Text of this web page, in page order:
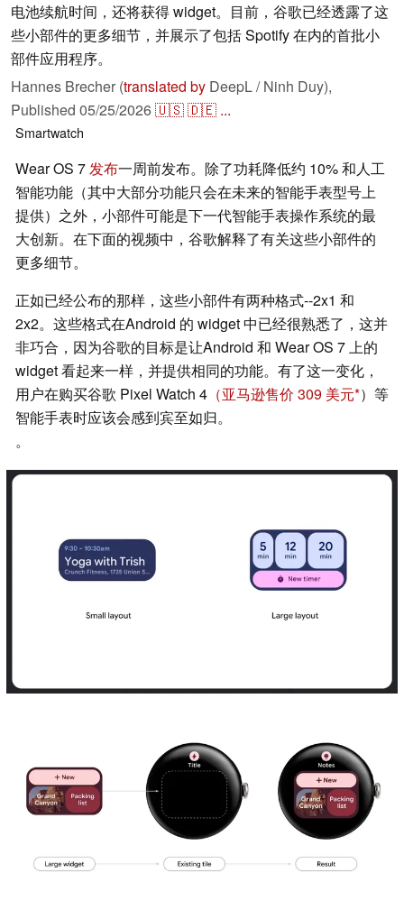
电池续航时间，还将获得 widget。目前，谷歌已经透露了这
些小部件的更多细节，并展示了包括 Spotify 在内的首批小
部件应用程序。
Hannes Brecher (translated by DeepL / Ninh Duy),
Published 05/25/2026🇺🇸🇩🇪 ...
Smartwatch
Wear OS 7发布一周前发布。除了功耗降低约 10% 和人工
智能功能（其中大部分功能只会在未来的智能手表型号上
提供）之外，小部件可能是下一代智能手表操作系统的最
大创新。在下面的视频中，谷歌解释了有关这些小部件的
更多细节。
正如已经公布的那样，这些小部件有两种格式--2x1 和
2x2。这些格式在Android 的 widget 中已经很熟悉了，这并
非巧合，因为谷歌的目标是让Android 和 Wear OS 7 上的
widget 看起来一样，并提供相同的功能。有了这一变化，
用户在购买谷歌 Pixel Watch 4 （亚马逊售价 309 美元 ）等
智能手表时应该会感到宾至如归。
。